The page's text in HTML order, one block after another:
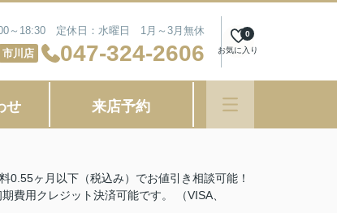
～18:30 定休日：水曜日 1月～3月無休
市川店 047-324-2606 お気に入り
0
せ 来店予約
ヶ月以下（税込み）でお値引き相談可能！
費用クレジット決済可能です。 （VISA、